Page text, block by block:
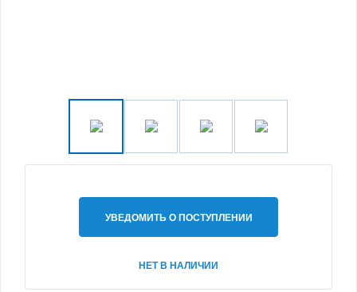
УВЕДОМИТЬ О ПОСТУПЛЕНИИ
НЕТ В НАЛИЧИИ